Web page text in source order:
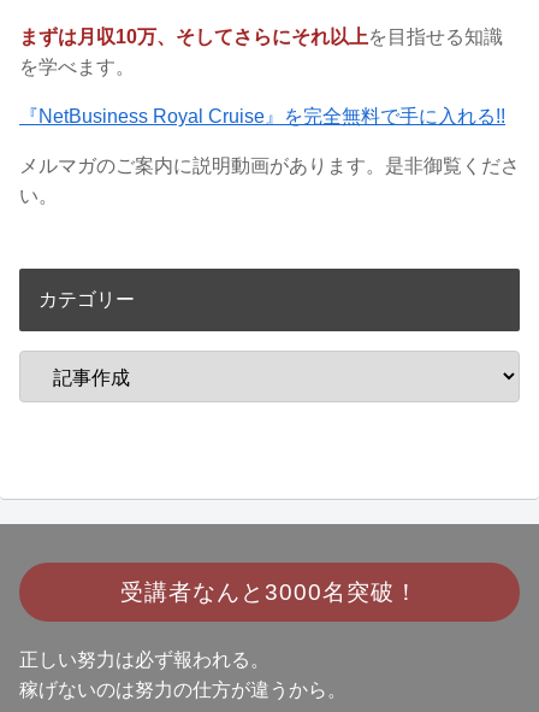
まずは月収10万、そしてさらにそれ以上を目指せる知識
を学べます。
『NetBusiness Royal Cruise』を完全無料で手に入れる!!
メルマガのご案内に説明動画があります。是非御覧くださ
い。
カテゴリー
受講者なんと 3000名突破！
正しい努力は必ず報われる。
稼げないのは努力の仕方が違うから。